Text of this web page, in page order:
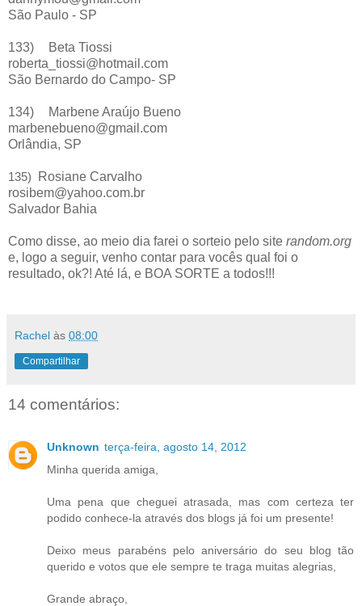
São Paulo - SP
133)
Beta Tiossi
roberta_tiossi@hotmail.com
São Bernardo do Campo- SP
134)
Marbene Araújo Bueno
marbenebueno@gmail.com
Orlândia, SP
135)
Rosiane Carvalho
rosibem@yahoo.com.br
Salvador Bahia
Como disse, ao meio dia farei o sorteio pelo site random.org
e, logo a seguir, venho contar para vocês qual foi o
resultado, ok?! Até lá, e BOA SORTE a todos!!!
Rachel às 08:00
Compartilhar
14 comentários:
Unknown terça-feira, agosto 14, 2012
Minha querida amiga,
Uma pena que cheguei atrasada, mas com certeza ter
podido conhece-la através dos blogs já foi um presente!
Deixo meus parabéns pelo aniversário do seu blog tão
querido e votos que ele sempre te traga muitas alegrias,
Grande abraço,